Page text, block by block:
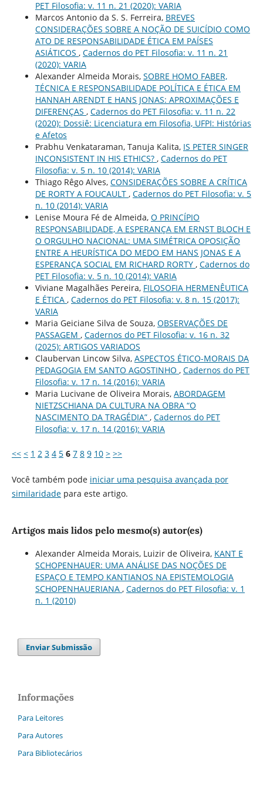
PET Filosofia: v. 11 n. 21 (2020): VARIA
Marcos Antonio da S. S. Ferreira, BREVES
CONSIDERAÇÕES SOBRE A NOÇÃO DE SUICÍDIO COMO
ATO DE RESPONSABILIDADE ÉTICA EM PAÍSES
ASIÁTICOS , Cadernos do PET Filosofia: v. 11 n. 21
(2020): VARIA
Alexander Almeida Morais, SOBRE HOMO FABER,
TÉCNICA E RESPONSABILIDADE POLÍTICA E ÉTICA EM
HANNAH ARENDT E HANS JONAS: APROXIMAÇÕES E
DIFERENÇAS , Cadernos do PET Filosofia: v. 11 n. 22
(2020): Dossiê: Licenciatura em Filosofia, UFPI: Histórias
e Afetos
Prabhu Venkataraman, Tanuja Kalita, IS PETER SINGER
INCONSISTENT IN HIS ETHICS? , Cadernos do PET
Filosofia: v. 5 n. 10 (2014): VARIA
Thiago Rêgo Alves, CONSIDERAÇÕES SOBRE A CRÍTICA
DE RORTY A FOUCAULT , Cadernos do PET Filosofia: v. 5
n. 10 (2014): VARIA
Lenise Moura Fé de Almeida, O PRINCÍPIO
RESPONSABILIDADE, A ESPERANÇA EM ERNST BLOCH E
O ORGULHO NACIONAL: UMA SIMÉTRICA OPOSIÇÃO
ENTRE A HEURÍSTICA DO MEDO EM HANS JONAS E A
ESPERANÇA SOCIAL EM RICHARD RORTY , Cadernos do
PET Filosofia: v. 5 n. 10 (2014): VARIA
Viviane Magalhães Pereira, FILOSOFIA HERMENÊUTICA
E ÉTICA , Cadernos do PET Filosofia: v. 8 n. 15 (2017):
VARIA
Maria Geiciane Silva de Souza, OBSERVAÇÕES DE
PASSAGEM , Cadernos do PET Filosofia: v. 16 n. 32
(2025): ARTIGOS VARIADOS
Claubervan Lincow Silva, ASPECTOS ÉTICO-MORAIS DA
PEDAGOGIA EM SANTO AGOSTINHO , Cadernos do PET
Filosofia: v. 17 n. 14 (2016): VARIA
Maria Lucivane de Oliveira Morais, ABORDAGEM
NIETZSCHIANA DA CULTURA NA OBRA “O
NASCIMENTO DA TRAGÉDIA” , Cadernos do PET
Filosofia: v. 17 n. 14 (2016): VARIA
<< < 1 2 3 4 5 6 7 8 9 10 > >>
Você também pode iniciar uma pesquisa avançada por
similaridadepara este artigo.
Artigos mais lidos pelo mesmo(s) autor(es)
Alexander Almeida Morais, Luizir de Oliveira, KANT E
SCHOPENHAUER: UMA ANÁLISE DAS NOÇÕES DE
ESPAÇO E TEMPO KANTIANOS NA EPISTEMOLOGIA
SCHOPENHAUERIANA , Cadernos do PET Filosofia: v. 1
n. 1 (2010)
Enviar Submissão
Informações
Para Leitores
Para Autores
Para Bibliotecários